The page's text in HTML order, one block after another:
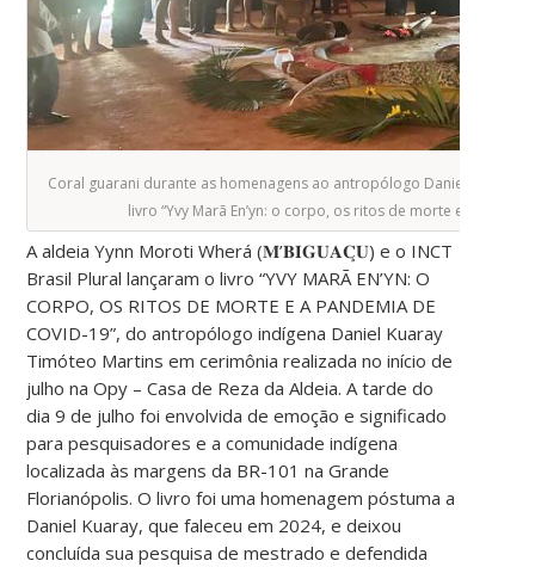
Coral guarani durante as homenagens ao antropólogo Daniel Kuaray
livro “Yvy Marã En’yn: o corpo, os ritos de morte e a
A aldeia Yynn Moroti Wherá (𝐌’𝐁𝐈𝐆𝐔𝐀𝐂̧𝐔) e o INCT
Brasil Plural lançaram o livro “YVY MARÃ EN’YN: O
CORPO, OS RITOS DE MORTE E A PANDEMIA DE
COVID-19”, do antropólogo indígena Daniel Kuaray
Timóteo Martins em cerimônia realizada no início de
julho na Opy – Casa de Reza da Aldeia. A tarde do
dia 9 de julho foi envolvida de emoção e significado
para pesquisadores e a comunidade indígena
localizada às margens da BR-101 na Grande
Florianópolis. O livro foi uma homenagem póstuma a
Daniel Kuaray, que faleceu em 2024, e deixou
concluída sua pesquisa de mestrado e defendida